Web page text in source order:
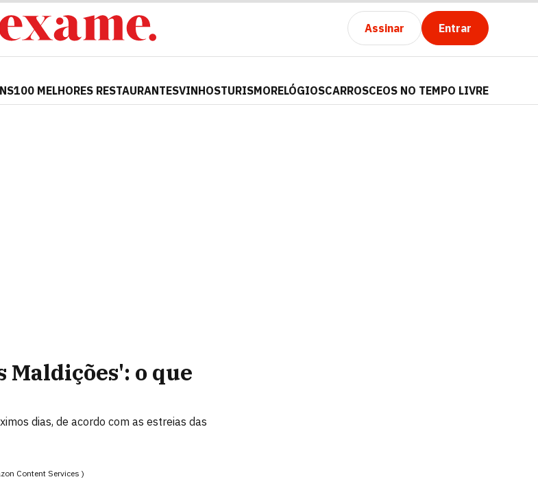
Assinar Entrar
100 MELHORES RESTAURANTESVINHOSTURISMORELÓGIOSCARROSCEOS NO TEMPO LIVRE
o que
dias, de acordo com as estreias das
Content Services )